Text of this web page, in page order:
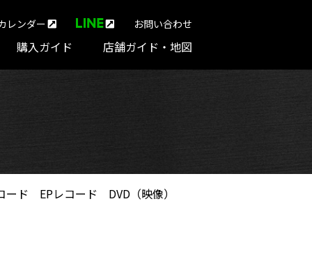
購入ガイド 店舗ガイド・地図
レンダー お問い合わせ
ード EPレコード DVD（映像）